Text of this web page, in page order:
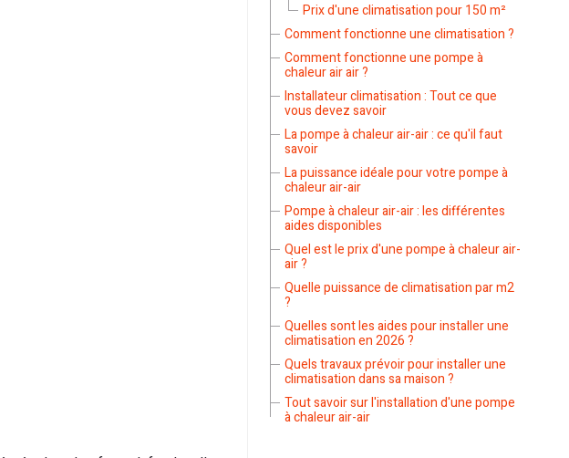
Prix d'une climatisation pour 150 m²
Comment fonctionne une climatisation ?
Comment fonctionne une pompe à
chaleur air air ?
Installateur climatisation : Tout ce que
vous devez savoir
La pompe à chaleur air-air : ce qu'il faut
savoir
La puissance idéale pour votre pompe à
chaleur air-air
Pompe à chaleur air-air : les différentes
aides disponibles
Quel est le prix d'une pompe à chaleur air-
air ?
Quelle puissance de climatisation par m2
?
Quelles sont les aides pour installer une
climatisation en 2026 ?
Quels travaux prévoir pour installer une
climatisation dans sa maison ?
Tout savoir sur l'installation d'une pompe
à chaleur air-air